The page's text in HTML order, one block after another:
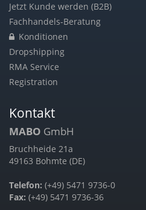
Jetzt Kunde werden (B2B)
Fachhandels-Beratung
Konditionen
Dropshipping
RMA Service
Registration
Kontakt
MABO GmbH
Bruchheide 21a
49163 Bohmte (DE)
Telefon: (+49) 5471 9736-0
Fax: (+49) 5471 9736-36